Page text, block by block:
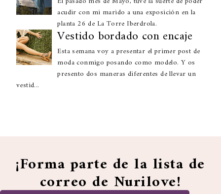
acudir con mi marido a una exposición en la
planta 26 de La Torre Iberdrola.
Vestido bordado con encaje
Esta semana voy a presentar el primer post de
moda conmigo posando como modelo. Y os
presento dos maneras diferentes de llevar un
vestid...
¡Forma parte de la lista de
correo de Nurilove!